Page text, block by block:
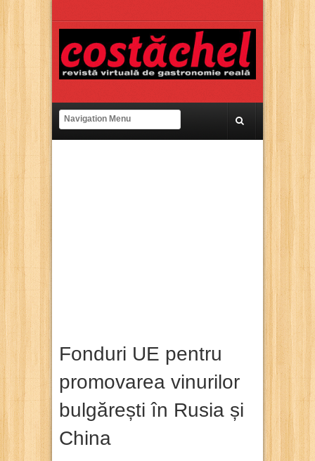
Fonduri UE pentru
promovarea vinurilor
bulgărești în Rusia și
China